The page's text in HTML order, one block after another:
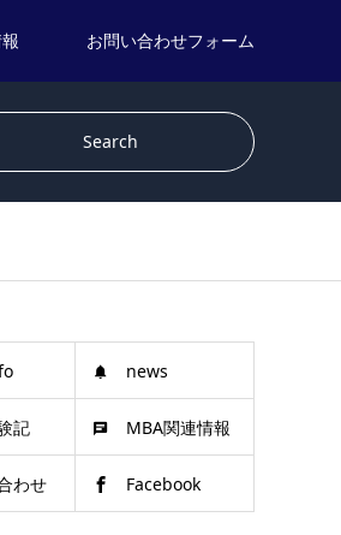
お問い合わせフォーム
news
記 MBA関連情報
わせ Facebook